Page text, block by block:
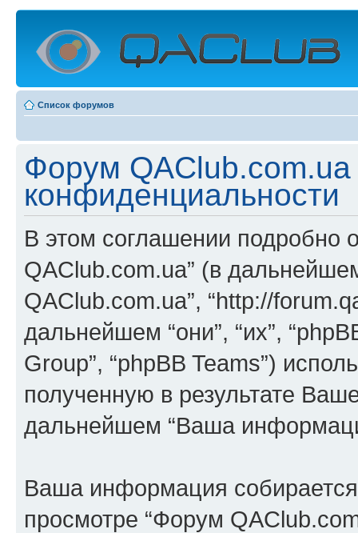
Список форумов
Форум
конфиденциальности
В этом соглашении подробно
QAClub.com.ua” (в
QAClub.com.ua”, “http://
дальнейшем “они”, “их”,
Group”, “phpBB Teams”)
полученную в результате
дальнейшем “Ваша
Ваша информация
просмотре “Форум